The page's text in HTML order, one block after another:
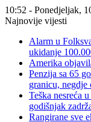
10:52 - Ponedjeljak,
Najnovije vijesti
Alarm u
ukidanje
Amerika
Penzija sa 65
granicu, negdje
Teška nesreća
godišnjak
Rangirane sve